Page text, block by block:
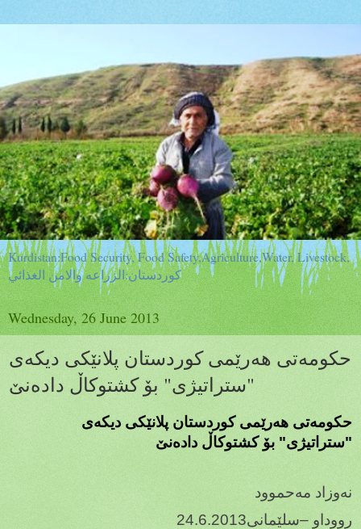
Kurdistan:Food Security, Food Safety,Agriculture,Water, Livestock,
كوردستان:الزراعه والامن الغذائي
Wednesday, 26 June 2013
حكومەتی هەرێمی كوردستان پلانێكی دیكەی
"ستراتیژی" بۆ كشتوكاڵ دادەنێ
حكومەتی هەرێمی كوردستان پلانێكی دیكەی
"ستراتیژی" بۆ كشتوكاڵ دادەنێ
نەوزاد مەحموود
رووداو –سلێمانی24.6.2013